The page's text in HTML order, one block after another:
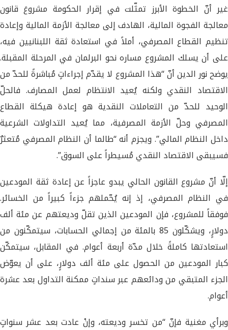
غير أنّ الخطوة الأبرز تمثّلت في إقرار الحكومة مشروعَ قانون
معالجة الفجوة المالية، الهادف إلى معالجة الأزمة المالية وإعادة
تنظيم القطاع المصرفي، أملاً في استعادة ثقة اللبنانيين فيه،
على أن يسلك المشروع مساره نحو البرلمان في المرحلة المقبلة.
يوضح نور الدين أنّ “هذا المشروع لا يقدّم إجراءاتٍ مُباشرةً للحدّ من
الاقتصاد النقدي ولكنه يُعيد الانتظام لعمل المصارف. فالحلّ
الوحيد للحدّ من التعاملات النقدية هو إعادة هيكلة القطاع
المصرفي وحلّ الأزمة المصرفية، مما يُعيد التداولات الشرعية
داخل النظام المالي”. ويجزم أنه “طالما أن النظام المصرفي مُتعثرٌ
فسيبقى الاقتصاد النقدي مُسيطراً على السوق”.
إلّا أنّ مشروع القانون الحالي يبدو عاجزاً عن إعادة ثقة المودعين
في النظام المصرفي، إذ إنه يُحّملهم جزءاً كبيراً من الخسائر.
فوفقاً للمشروع، فإن المودعين الذين تقلّ وديعتهم عن مئة ألف
دولارٍ، ويشكّلون 85 بالمئة من إجمالي الحسابات، سيتمكّنون من
استعادتها كاملةً خلال مدّة أربعة أعوام. في المقابل، سيتمكّن
كبار المودعين من الحصول على مئة ألف دولارٍ، على أن يعوّض
الجزء المتبقي من ودائعهم عبر سنداتٍ ممكنة التداول بعد عشرة
أعوام.
وبرأي مغنية فإنّ “من تخسر وديعته، وإنْ عادت بعد عشر سنواتٍ